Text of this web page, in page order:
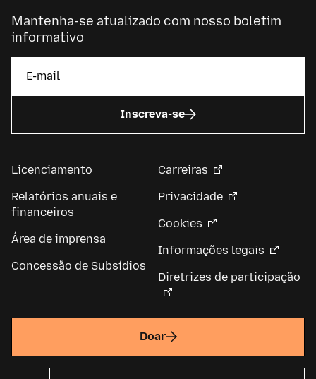
Mantenha-se atualizado com nosso boletim
informativo
Inscreva-se
Licenciamento
Relatórios anuais e
financeiros
Área de imprensa
Concessão de Subsídios
Carreiras
Privacidade
Cookies
Informações legais
Diretrizes de participação
Doar